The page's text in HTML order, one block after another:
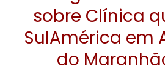
sobre Clínica
SulAmérica em
do